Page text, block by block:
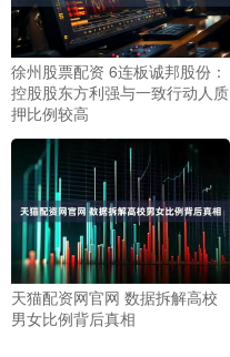
徐州股票配资 6连板诚邦股份：
控股股东方利强与一致行动人质
押比例较高
天猫配资网官网 数据拆解高校
男女比例背后真相